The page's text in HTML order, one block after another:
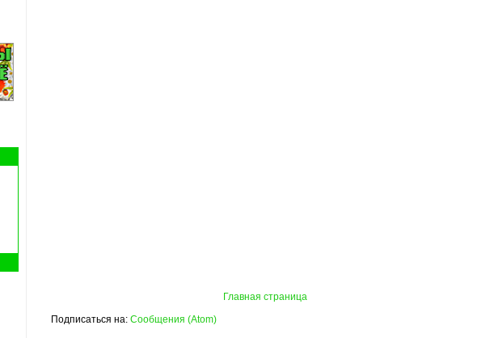
Главная страница
Подписаться на: Сообщения (Atom)